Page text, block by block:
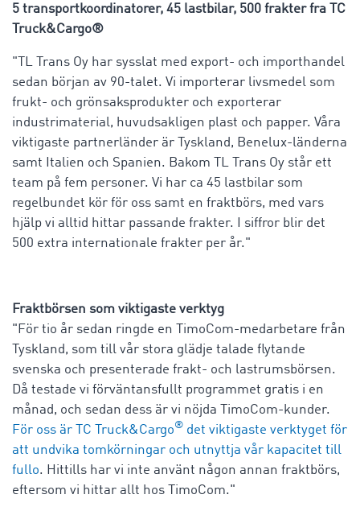
5 transportkoordinatorer, 45 lastbilar, 500 frakter fra TC
Truck&Cargo®
"TL Trans Oy har sysslat med export- och importhandel
sedan början av 90-talet. Vi importerar livsmedel som
frukt- och grönsaksprodukter och exporterar
industrimaterial, huvudsakligen plast och papper. Våra
viktigaste partnerländer är Tyskland, Benelux-länderna
samt Italien och Spanien. Bakom TL Trans Oy står ett
team på fem personer. Vi har ca 45 lastbilar som
regelbundet kör för oss samt en fraktbörs, med vars
hjälp vi alltid hittar passande frakter. I siffror blir det
500 extra internationale frakter per år."
Fraktbörsen som viktigaste verktyg
"För tio år sedan ringde en TimoCom-medarbetare från
Tyskland, som till vår stora glädje talade flytande
svenska och presenterade frakt- och lastrumsbörsen.
Då testade vi förväntansfullt programmet gratis i en
månad, och sedan dess är vi nöjda TimoCom-kunder.
För oss är TC Truck&Cargo® det viktigaste verktyget för
att undvika tomkörningar och utnyttja vår kapacitet till
fullo. Hittills har vi inte använt någon annan fraktbörs,
eftersom vi hittar allt hos TimoCom."